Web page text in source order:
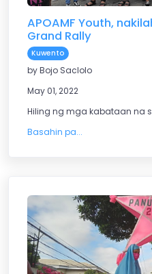
APOAMF Youth,
Grand Rally
Kuwento
by Bojo Saclolo
May 01, 2022
Hiling ng mga kabataan na
Basahin pa...